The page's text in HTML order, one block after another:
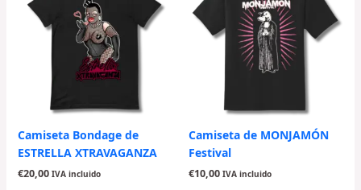
Camiseta Bondage de
ESTRELLA XTRAVAGANZA
€20,00 IVA incluido
Camiseta de MONJAMÓN
Festival
€10,00 IVA incluido